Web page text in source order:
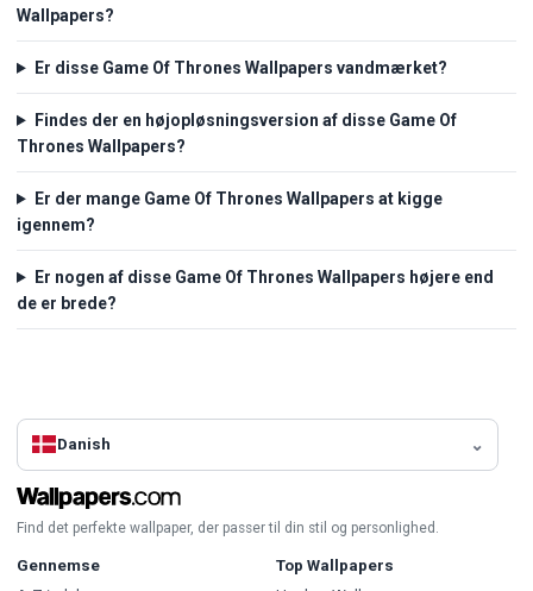
Wallpapers?
Er disse Game Of Thrones Wallpapers vandmærket?
Findes der en højopløsningsversion af disse Game Of
Thrones Wallpapers?
Er der mange Game Of Thrones Wallpapers at kigge
igennem?
Er nogen af disse Game Of Thrones Wallpapers højere end
de er brede?
Danish
Find det perfekte wallpaper, der passer til din stil og personlighed.
Gennemse
Top Wallpapers